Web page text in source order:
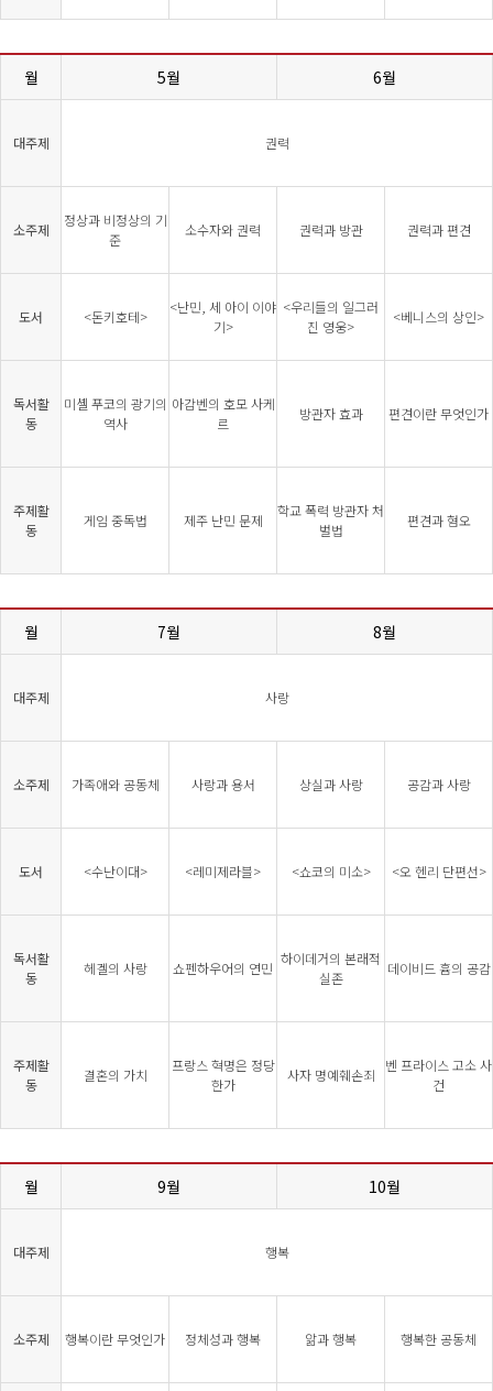
월 5월 6월
대주제 권력
소주제
정상과 비정상의 기
준
소수자와 권력 권력과 방관 권력과 편견
도서 <돈키호테>
<난민, 세 아이 이야
기>
<우리들의 일그러
진 영웅>
<베니스의 상인>
독서활
동
미셸 푸코의 광기의
역사
아감벤의 호모 사케
르
방관자 효과 편견이란 무엇인가
주제활
동
게임 중독법 제주 난민 문제
학교 폭력 방관자 처
벌법
편견과 혐오
월 7월 8월
대주제 사랑
소주제 가족애와 공동체 사랑과 용서 상실과 사랑 공감과 사랑
도서 <수난이대> <레미제라블> <쇼코의 미소> <오 헨리 단편선>
독서활
동
헤겔의 사랑 쇼펜하우어의 연민
하이데거의 본래적
실존
데이비드 흄의 공감
주제활
동
결혼의 가치
프랑스 혁명은 정당
한가
사자 명예훼손죄
벤 프라이스 고소 사
건
월 9월 10월
대주제 행복
소주제 행복이란 무엇인가 정체성과 행복 앎과 행복 행복한 공동체